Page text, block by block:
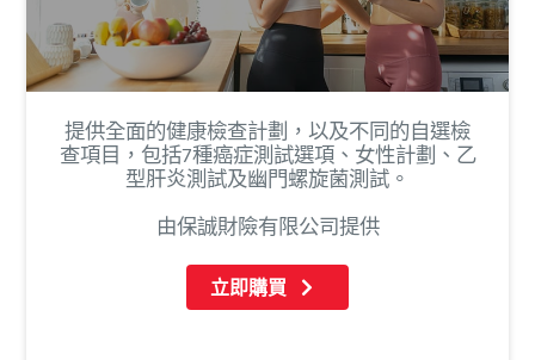
提供全面的健康檢查計劃，以及不同的自選檢
查項目，包括7種癌症測試選項、女性計劃、乙
型肝炎測試及幽門螺旋菌測試。
由保誠財險有限公司提供
立即購買